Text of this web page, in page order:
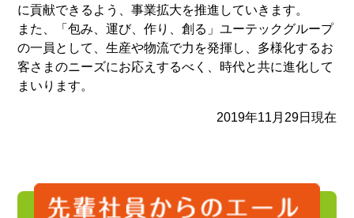
に貢献できるよう、事業拡大を推進していきます。
また、「包み、運び、作り、創る」ユーテックグループ
の一員として、生産や物流で力を発揮し、多様化するお
客さまのニーズにお応えするべく、時代と共に進化して
まいります。
2019年11月29日現在